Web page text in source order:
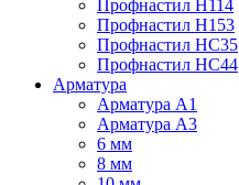
Профнастил Н114
Профнастил Н153
Профнастил НС35
Профнастил НС44
Арматура
Арматура А1
Арматура А3
6 мм
8 мм